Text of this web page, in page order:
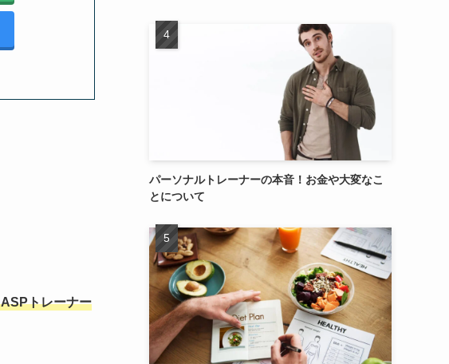
ASPトレーナー
パーソナルトレーナーの本音！お金や大変なこ
とについて